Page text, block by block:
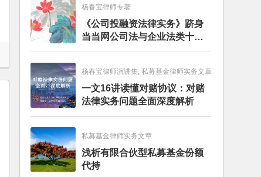
杨春宝律师专著
《公司投融资法律实务》跻身
当当网公司法与企业法类十大
畅销图书榜
杨春宝律师演讲集, 私募基金律师实务文章
一文16讲读懂对赌协议：对赌
法律实务问题全面深度解析
私募基金律师实务文章
浅析有限合伙型私募基金份额
代持